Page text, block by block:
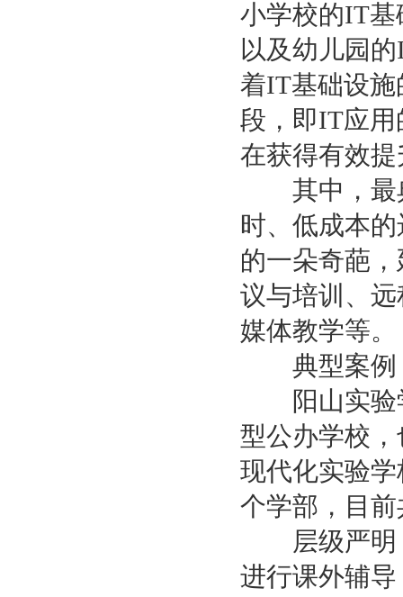
小学校的IT基
以及幼儿园
着IT基础设施
段，即IT应用
在获得有效
其中，最典
时、低成本
的一朵奇葩
议与培训、
媒体教学等。
典型案例：
阳山实验学
型公办学校
现代化实验
个学部，目
层级严明，
进行课外辅